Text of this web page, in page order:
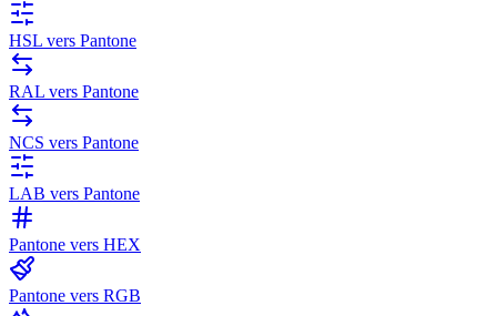
HSL vers Pantone
RAL vers Pantone
NCS vers Pantone
LAB vers Pantone
Pantone vers HEX
Pantone vers RGB